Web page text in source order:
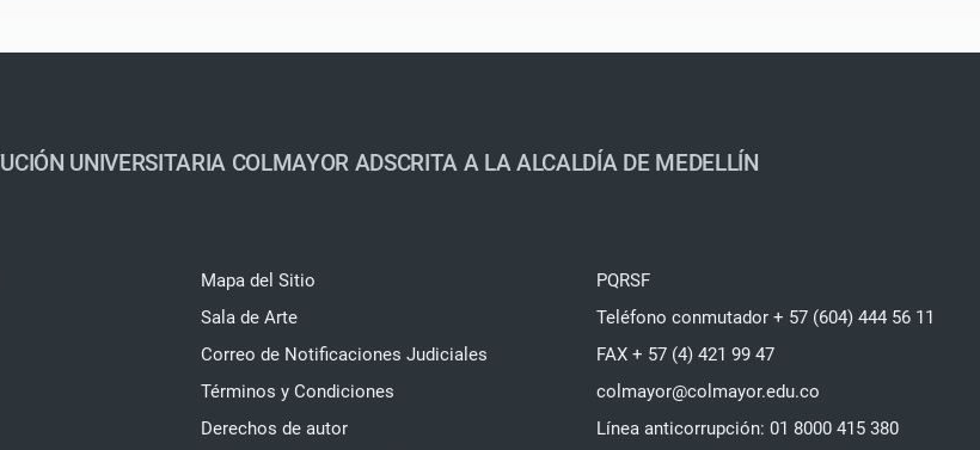
UNIVERSITARIA COLMAYOR ADSCRITA A LA ALCALDÍA DE MEDELLÍN
Mapa del Sitio
Sala de Arte
Correo de Notificaciones Judiciales
Términos y Condiciones
Derechos de autor
PQRSF
Teléfono conmutador + 57 (604) 444 56 11
FAX + 57 (4) 421 99 47
colmayor@colmayor.edu.co
Línea anticorrupción: 01 8000 415 380